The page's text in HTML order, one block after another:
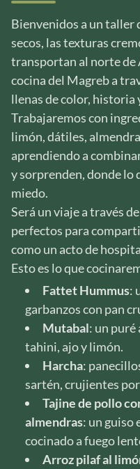
Bienvenidos a un taller
secos, las texturas
transportan al norte de
cocina del Magreb a
llenas de color, historia
Trabajaremos con
limón, dátiles,
aprendiendo a
y sorprenden, donde lo
miedo.
Será un viaje a través
perfectos para
como un acto de
Esto es lo que
Fattet Hummus:
garbanzos con pan
Mutabal: un puré
tahini, ajo y limón.
Harcha:
sartén, crujientes
Tajine de pollo
almendras: un guiso
cocinado a fuego
Arroz pilaf al